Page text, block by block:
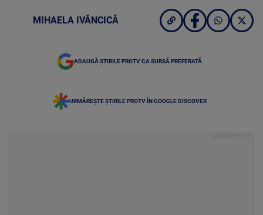
MIHAELA IVĂNCICĂ
ADAUGĂ ȘTIRILE PROTV CA SURSĂ PREFERATĂ
URMĂREȘTE ȘTIRILE PROTV ÎN GOOGLE DISCOVER